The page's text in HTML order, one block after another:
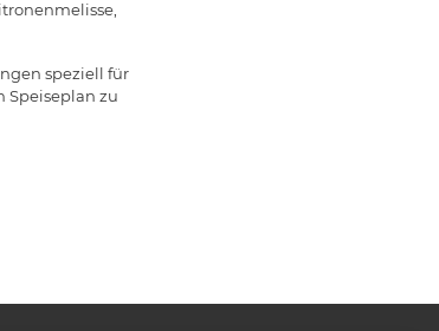
speziell für
Speiseplan zu